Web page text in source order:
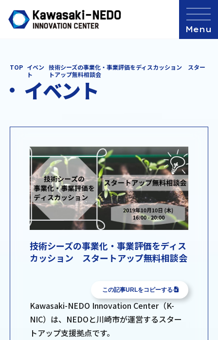
TOP イベン
ト
技術シーズの事業化・事業評価をディスカッション スター
トアップ無料相談会
イベント
技術シーズの事業化・事業評価をディス
カッション スタートアップ無料相談会
この記事URLをコピーする
Kawasaki-NEDO Innovation Center（K-
NIC）は、NEDOと川崎市が運営するスター
トアップ支援拠点です。